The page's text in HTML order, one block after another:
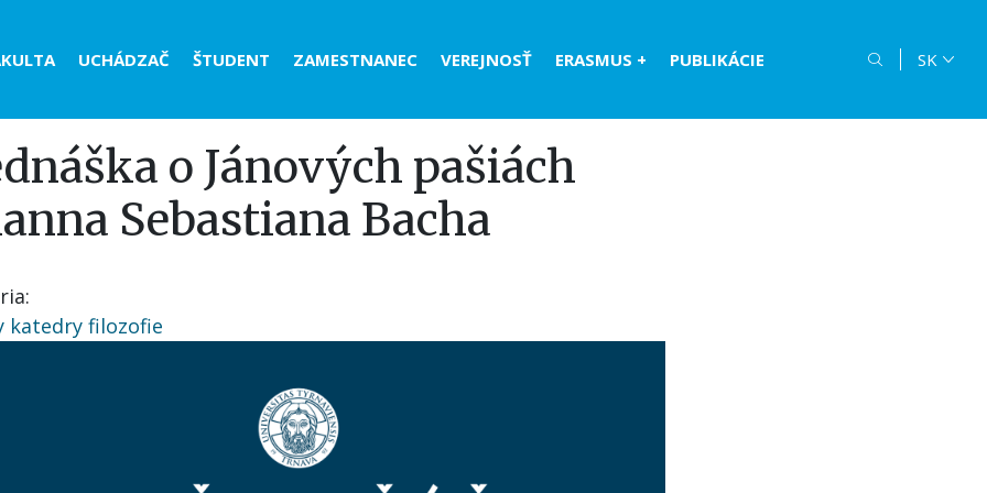
UCHÁDZAČ ŠTUDENT ZAMESTNANEC VEREJNOSŤ ERASMUS + PUBLIKÁCIE SK
o Jánových pašiách
Sebastiana Bacha
katedry filozofie